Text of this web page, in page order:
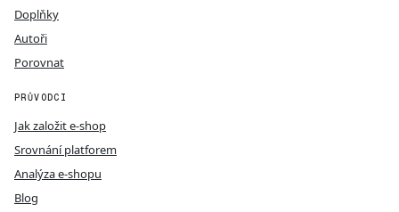
Doplňky
Autoři
Porovnat
PRŮVODCI
Jak založit e-shop
Srovnání platforem
Analýza e-shopu
Blog